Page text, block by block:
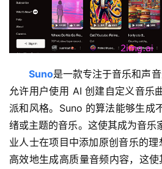
我
们
Suno是一款专注于音乐和声
允许用户使用 AI 创建自定义音乐
派和风格。Suno 的算法能够生成
绪或主题的音乐。这使其成为音乐
业人士在项目中添加原创音乐的
高效地生成高质量音频内容，这